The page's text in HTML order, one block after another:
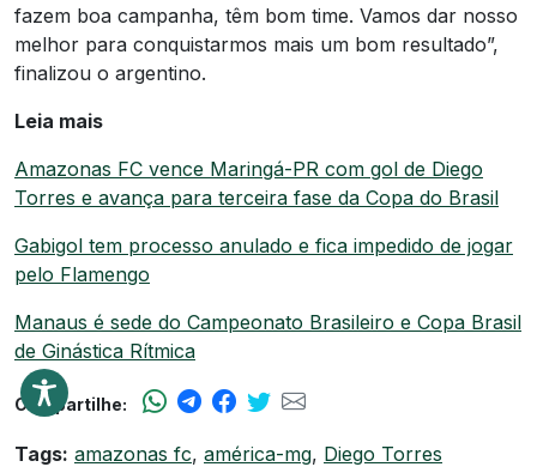
fazem boa campanha, têm bom time. Vamos dar nosso
melhor para conquistarmos mais um bom resultado”,
finalizou o argentino.
Leia mais
Amazonas FC vence Maringá-PR com gol de Diego
Torres e avança para terceira fase da Copa do Brasil
Gabigol tem processo anulado e fica impedido de jogar
pelo Flamengo
Manaus é sede do Campeonato Brasileiro e Copa Brasil
de Ginástica Rítmica
Compartilhe:
Tags: amazonas fc, américa-mg, Diego Torres